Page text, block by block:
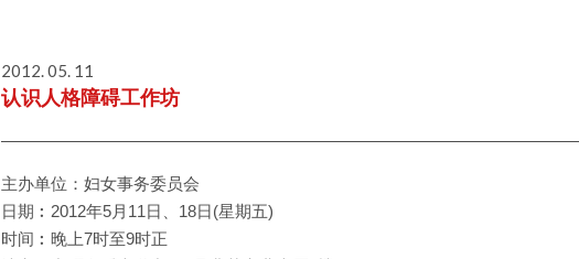
2012. 05. 11
认识人格障碍工作坊
主办单位：妇女事务委员会
日期︰2012年5月11日、18日(星期五)
时间︰晚上7时至9时正